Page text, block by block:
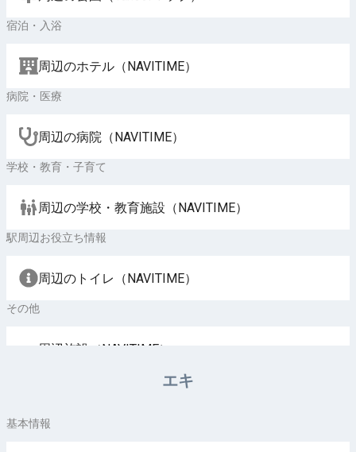
宿泊・入浴
周辺のホテル（NAVITIME）
病院・医療
周辺の病院（NAVITIME）
学校・教育・子育て
周辺の学校・教育施設（NAVITIME）
駅周辺お役立ち情報
周辺のトイレ（NAVITIME）
その他
周辺施設（NAVITIME）
エキ
基本情報